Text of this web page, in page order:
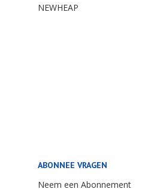
NEWHEAP
ABONNEE VRAGEN
Neem een Abonnement